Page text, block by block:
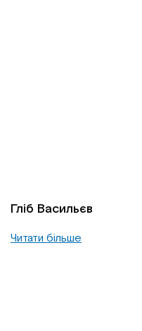
Гліб Васильєв
Читати більше